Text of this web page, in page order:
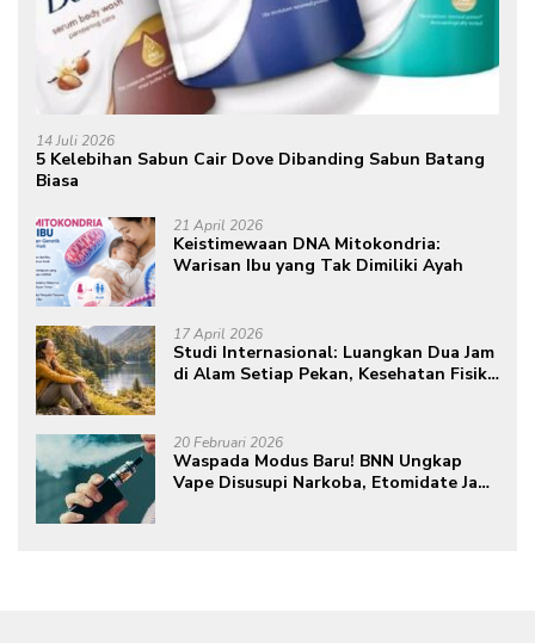
14 Juli 2026
5 Kelebihan Sabun Cair Dove Dibanding Sabun Batang
Biasa
21 April 2026
Keistimewaan DNA Mitokondria:
Warisan Ibu yang Tak Dimiliki Ayah
17 April 2026
Studi Internasional: Luangkan Dua Jam
di Alam Setiap Pekan, Kesehatan Fisik
20 Februari 2026
Waspada Modus Baru! BNN Ungkap
Vape Disusupi Narkoba, Etomidate Jadi